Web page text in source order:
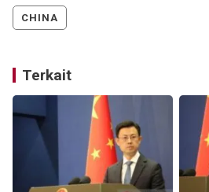
CHINA
Terkait